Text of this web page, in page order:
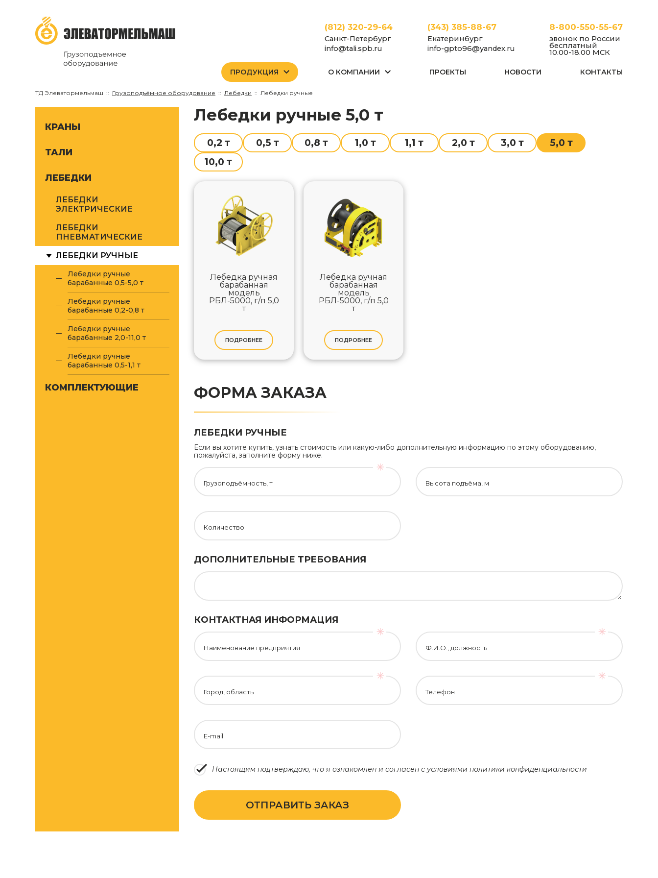
(812) 320-29-64
Санкт-Петербург
info@tali.spb.ru
(343) 385-88-67
Екатеринбург
info-gpto96@yandex.ru
8-800-550-55-67
звонок по России
бесплатный
10.00-18.00 МСК
ПРОДУКЦИЯ О КОМПАНИИ ПРОЕКТЫ НОВОСТИ КОНТАКТЫ
ТД Элеватормельмаш Грузоподъёмное оборудование Лебедки Лебедки ручные
КРАНЫ
ТАЛИ
ЛЕБЕДКИ
ЛЕБЕДКИ
ЭЛЕКТРИЧЕСКИЕ
ЛЕБЕДКИ
ПНЕВМАТИЧЕСКИЕ
ЛЕБЕДКИ РУЧНЫЕ
Лебедки ручные
барабанные 0,5-5,0 т
Лебедки ручные
барабанные 0,2-0,8 т
Лебедки ручные
барабанные 2,0-11,0 т
Лебедки ручные
барабанные 0,5-1,1 т
КОМПЛЕКТУЮЩИЕ
лебедки ручные 5,0 т
0,2 т 0,5 т 0,8 т 1,0 т 1,1 т 2,0 т 3,0 т
5,0 т
10,0 т
Лебедка ручная
барабанная
модель
РБЛ-5000, г/п 5,0
т
ПОДРОБНЕЕ
Лебедка ручная
барабанная
модель
РБЛ-5000, г/п 5,0
т
ПОДРОБНЕЕ
ФОРМА ЗАКАЗА
ЛЕБЕДКИ РУЧНЫЕ
Если вы хотите купить, узнать стоимость или какую-либо дополнительную информацию по этому оборудованию,
пожалуйста, заполните форму ниже.
Грузоподъёмность, т Высота подъёма, м
Количество
ДОПОЛНИТЕЛЬНЫЕ ТРЕБОВАНИЯ
КОНТАКТНАЯ ИНФОРМАЦИЯ
Наименование предприятия Ф.И.О., должность
Город, область Телефон
E-mail
Настоящим подтверждаю, что я ознакомлен и согласен с условиями политики конфиденциальности
ОТПРАВИТЬ ЗАКАЗ